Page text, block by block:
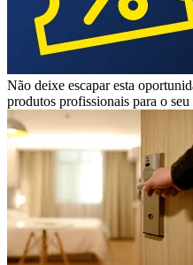
Não deixe escapar esta
produtos profissionais para o